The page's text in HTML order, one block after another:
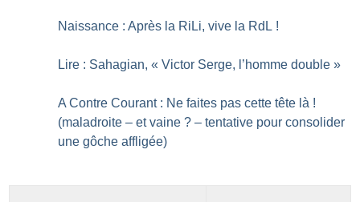
Naissance : Après la RiLi, vive la RdL !
Lire : Sahagian, « Victor Serge, l’homme double »
A Contre Courant : Ne faites pas cette tête là !
(maladroite – et vaine ? – tentative pour consolider
une gôche affligée)